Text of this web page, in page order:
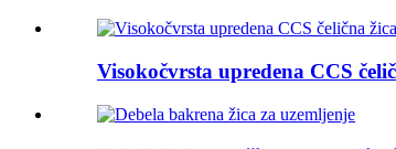
Visokočvrsta upredena CCS